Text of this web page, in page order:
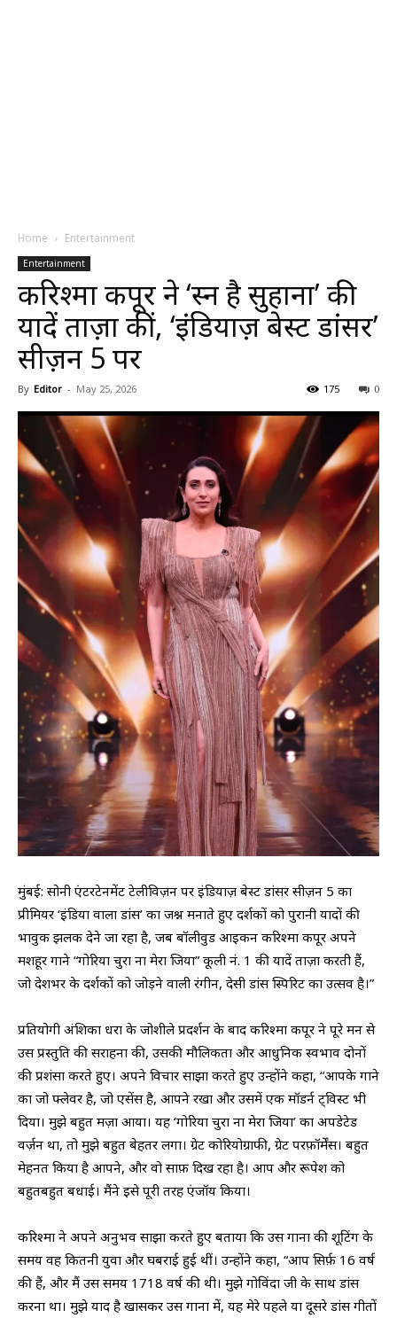
Home Entertainment
Entertainment
करिश्मा कपूर ने ‘हुस्न है सुहाना’ की
यादें ताज़ा कीं, ‘इंडियाज़ बेस्ट डांसर’
सीज़न 5 पर
By Editor - May 25, 2026 0
175
मुंबई: सोनी एंटरटेनमेंट टेलीविज़न पर इंडियाज़ बेस्ट डांसर सीज़न 5 का
प्रीमियर ‘इंडिया वाला डांस’ का जश्न मनाते हुए दर्शकों को पुरानी यादों की
भावुक झलक देने जा रहा है, जब बॉलीवुड आइकन करिश्मा कपूर अपने
मशहूर गाने “गोरिया चुरा ना मेरा जिया” कूली नं. 1 की यादें ताज़ा करती हैं,
जो देशभर के दर्शकों को जोड़ने वाली रंगीन, देसी डांस स्पिरिट का उत्सव है।”
प्रतियोगी अंशिका धरा के जोशीले प्रदर्शन के बाद करिश्मा कपूर ने पूरे मन से
उस प्रस्तुति की सराहना की, उसकी मौलिकता और आधुनिक स्वभाव दोनों
की प्रशंसा करते हुए। अपने विचार साझा करते हुए उन्होंने कहा, “आपके गाने
का जो फ्लेवर है, जो एसेंस है, आपने रखा और उसमें एक मॉडर्न ट्विस्ट भी
दिया। मुझे बहुत मज़ा आया। यह ‘गोरिया चुरा ना मेरा जिया’ का अपडेटेड
वर्ज़न था, तो मुझे बहुत बेहतर लगा। ग्रेट कोरियोग्राफी, ग्रेट परफ़ॉर्मेंस। बहुत
मेहनत किया है आपने, और वो साफ़ दिख रहा है। आप और रूपेश को
बहुतबहुत बधाई। मैंने इसे पूरी तरह एंजॉय किया।
करिश्मा ने अपने अनुभव साझा करते हुए बताया कि उस गाना की शूटिंग के
समय वह कितनी युवा और घबराई हुई थीं। उन्होंने कहा, “आप सिर्फ़ 16 वर्ष
की हैं, और मैं उस समय 1718 वर्ष की थी। मुझे गोविंदा जी के साथ डांस
करना था। मुझे याद है खासकर उस गाना में, यह मेरे पहले या दूसरे डांस गीतों